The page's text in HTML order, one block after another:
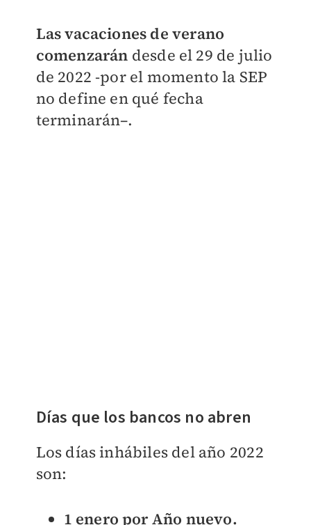
Las vacaciones de verano
comenzarán desde el 29 de julio
de 2022 -por el momento la SEP
no define en qué fecha
terminarán–.
Días que los bancos no abren
Los días inhábiles del año 2022
son:
1 enero por Año nuevo.